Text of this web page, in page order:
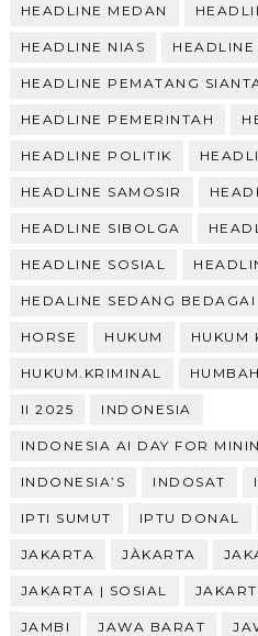
HEADLINE MEDAN
HEADLINE NIAS HEADLINE
HEADLINE PEMATANG
HEADLINE PEMERINTAH
HEADLINE POLITIK
HEADLINE SAMOSIR
HEADLINE SIBOLGA
HEADLINE SOSIAL
HEDALINE SEDANG BEDAGAI
HORSE HUKUM HUKUM
HUKUM.KRIMINAL
II 2025 INDONESIA
INDONESIA AI DAY FOR
INDONESIA’S INDOSAT
IPTI SUMUT IPTU DONAL
JAKARTA JÀKARTA
JAKARTA | SOSIAL
JAMBI JAWA BARAT